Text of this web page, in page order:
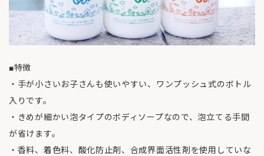
■特徴
・手が小さいお子さんも使いやすい、ワンプッシュ式のボトル
入りです。
・きめが細かい泡タイプのボディソープなので、泡立てる手間
が省けます。
・香料、着色料、酸化防止剤、合成界面活性剤を使用していな